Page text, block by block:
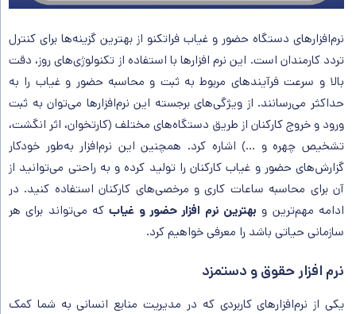
نرم‌افزارهای دستگاه حضور و غیاب فراتکنو از بهترین گزینه‌ها برای کنترل
تردد کارمندان است. این نرم‌ افزارها با استفاده از تکنولوژی‌های روز، دقت
بالا و سرعت فرآیندهای مربوط به ثبت و محاسبه حضور و غیاب را به
حداکثر می‌رسانند. از ویژگی‌های برجسته این نرم‌افزارها می‌توان به ثبت
ورود و خروج کارکنان از طریق دستگاه‌های مختلف (کارتخوان، اثر انگشت،
تشخیص چهره و …) اشاره کرد. همچنین این نرم‌افزار به‌طور خودکار
گزارش‌های حضور و غیاب کارکنان را تولید کرده و به راحتی می‌توانید از
آن برای محاسبه ساعات کاری و مرخصی‌های کارکنان استفاده کنید. در
ادامه مهم‌ترین و بهترین نرم افزار حضور و غیابکه می‌تواند برای هر
سازمانی حیاتی باشد را معرفی خواهیم کرد.
نرم افزار حقوق و دستمزد
یکی از نرم‌افزارهای کاربردی که در مدیریت منابع انسانی به شما کمک